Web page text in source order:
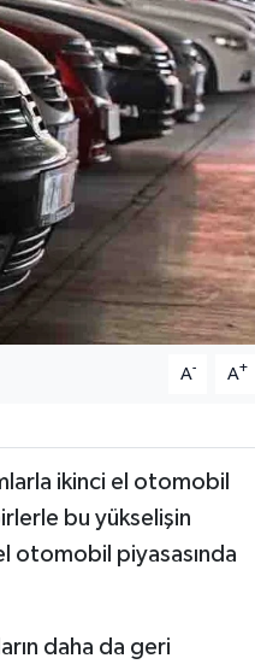
A- A+
ikinci el otomobil
bu yükselişin
otomobil piyasasında
daha da geri